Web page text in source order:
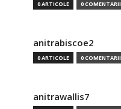
0 ARTICOLE 0 COMENTARII
anitrabiscoe2
0 ARTICOLE 0 COMENTARII
anitrawallis7